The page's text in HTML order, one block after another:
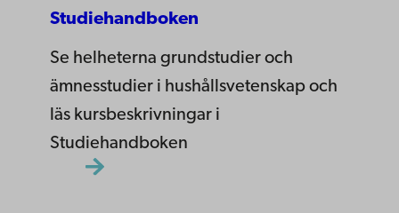
Studiehandboken
Se helheterna grundstudier och
ämnesstudier i hushållsvetenskap och
läs kursbeskrivningar i
Studiehandboken